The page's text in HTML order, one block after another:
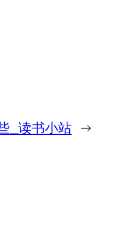
_读书小站 →